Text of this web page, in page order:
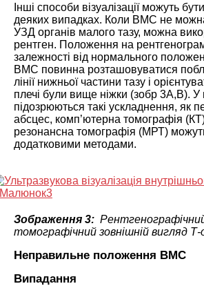
Інші способи візуалізації можуть
деяких випадках. Коли ВМС не
УЗД органів малого тазу, можна
рентген. Положення на
залежності від нормального
ВМС повинна розташовуватися
лінії нижньої частини тазу і
плечі були вище ніжки (зобр 3A,B). У
підозрюються такі ускладнення, як
абсцес, комп’ютерна томографія
резонансна томографія (МРТ)
додатковими методами.
Зображення 3:
томографічний зовнішній вигляд
Неправильне положення ВМС
Випадання